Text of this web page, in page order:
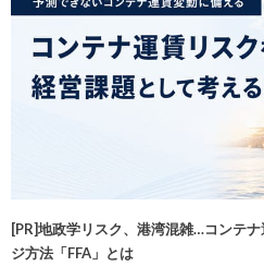
[PR]地政学リスク、港湾混雑…コンテ
ジ方法「FFA」とは